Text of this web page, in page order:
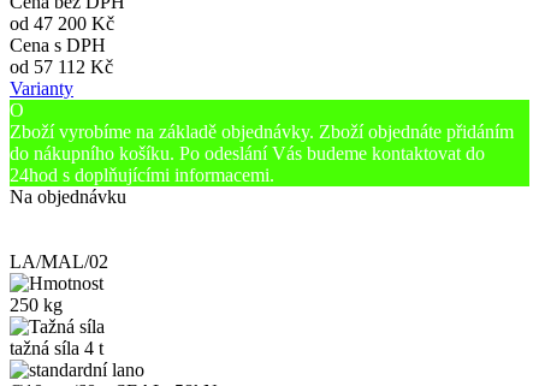
od 47 200 Kč
Cena s DPH
od 57 112 Kč
Varianty
O
Zboží vyrobíme na základě objednávky. Zboží objednáte přidáním
do nákupního košíku. Po odeslání Vás budeme kontaktovat do
24hod s doplňujícími informacemi.
Na objednávku
LA/MAL/02
250 kg
tažná síla 4 t